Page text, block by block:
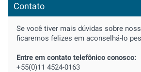
Contato
Se você tiver mais dúvidas sobre
ficaremos felizes em aconselhá-lo
Entre em contato telefônico conosco:
+55(0)11 4524-0163